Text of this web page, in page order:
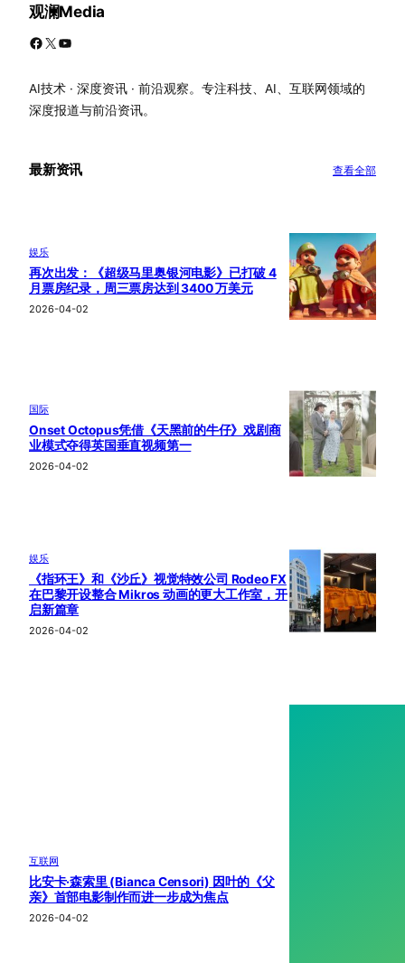
观澜Media
Facebook X YouTube
AI技术 · 深度资讯 · 前沿观察。专注科技、AI、互联网领域的
深度报道与前沿资讯。
最新资讯 查看全部
娱乐
再次出发：《超级马里奥银河电影》已打破 4
月票房纪录，周三票房达到 3400 万美元
2026-04-02
国际
Onset Octopus凭借《天黑前的牛仔》戏剧商
业模式夺得英国垂直视频第一
2026-04-02
娱乐
《指环王》和《沙丘》视觉特效公司 Rodeo FX
在巴黎开设整合 Mikros 动画的更大工作室，开
启新篇章
2026-04-02
互联网
比安卡·森索里 (Bianca Censori) 因叶的《父
亲》首部电影制作而进一步成为焦点
2026-04-02